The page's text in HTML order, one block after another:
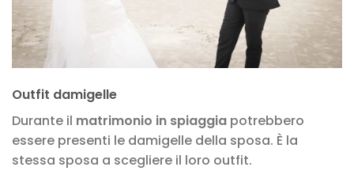
Outfit damigelle
Durante il matrimonio in spiaggia potrebbero
essere presenti le damigelle della sposa. È la
stessa sposa a scegliere il loro outfit.